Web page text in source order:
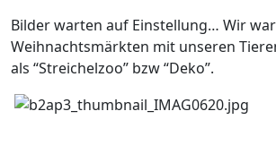
Bilder warten auf Einstellung… Wir
Weihnachtsmärkten mit unseren
als “Streichelzoo” bzw “Deko”.